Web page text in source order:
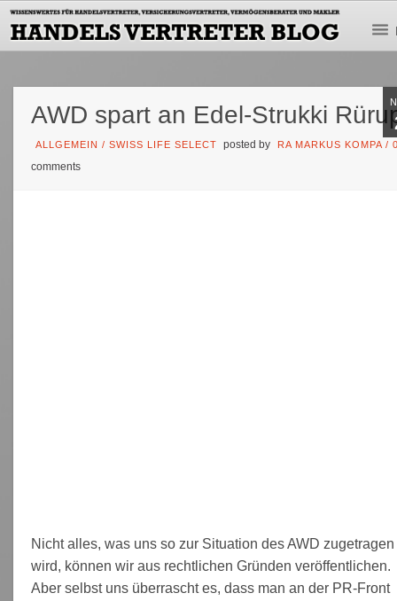
AWD spart an Edel-Strukki
ALLGEMEIN /SWISS LIFE SELECT posted by RA MARKUS KOMPA /
comments
Nicht alles, was uns so zur Situation des AWD zugetragen
wird, können wir aus rechtlichen Gründen veröffentlichen.
Aber selbst uns überrascht es, dass man an der PR-Front